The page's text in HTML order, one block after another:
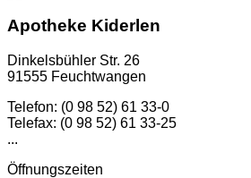
Apotheke Kiderlen
Dinkelsbühler Str. 26
91555 Feuchtwangen
Telefon: (0 98 52) 61 33-0
Telefax: (0 98 52) 61 33-25
...
Öffnungszeiten